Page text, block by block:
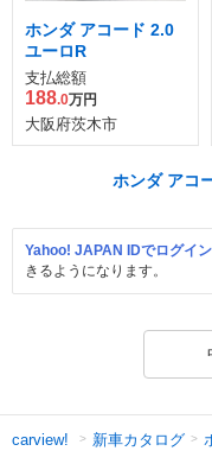
ホンダ アコード 2.0
ユーロR
支払総額
188.0万円
大阪府茨木市
ホンダ アコ
Yahoo! JAPAN IDでログイン
きるようになります。
carview! 新車カタログ